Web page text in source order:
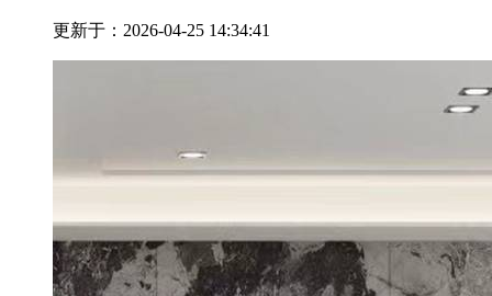
更新于：2026-04-25 14:34:41